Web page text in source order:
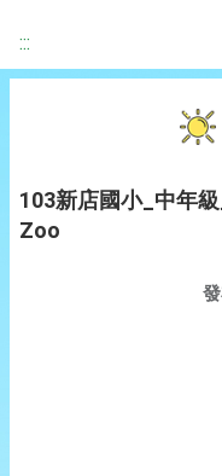
:::
103新店國小_中年
Zoo